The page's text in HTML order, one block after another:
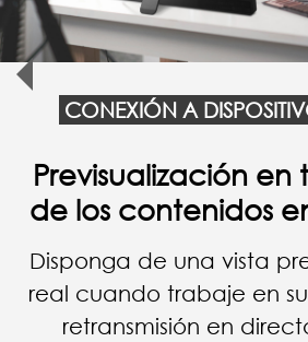
CONEXIÓN A
Conexión con
Conéctalo con un
mediante un cable
podrás disfrutar del
con una pantalla más